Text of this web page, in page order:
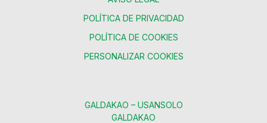
POLÍTICA DE PRIVACIDAD
POLÍTICA DE COOKIES
PERSONALIZAR COOKIES
GALDAKAO – USANSOLO
GALDAKAO